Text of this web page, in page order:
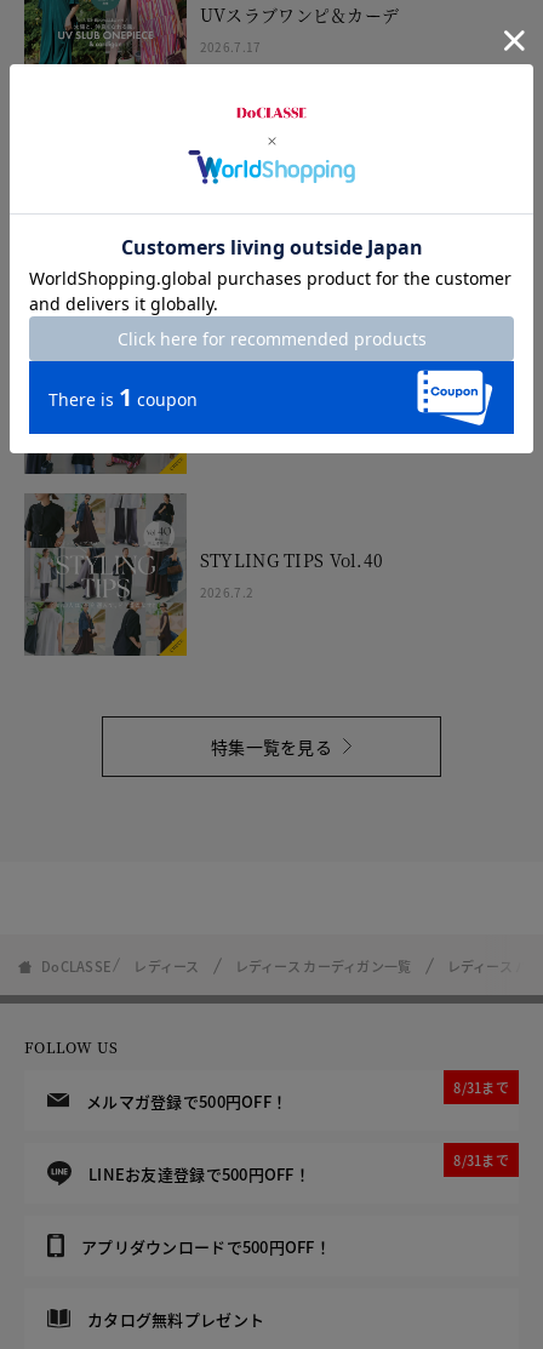
UVスラブワンピ＆カーデ
2026.7.17
STYLING TIPS Vol.40
2026.7.2
特集一覧を見る
DoCLASSE レディース レディース カーディガン一覧 レディース パ
FOLLOW US
メルマガ登録で500円OFF！
8/31まで
LINEお友達登録で500円OFF！
8/31まで
アプリダウンロードで500円OFF！
カタログ無料プレゼント